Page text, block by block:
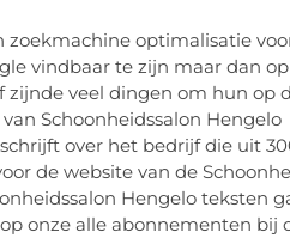
zoekmachine optimalisatie
vindbaar te zijn maar dan
zijnde veel dingen om hun op
Schoonheidssalon
over het bedrijf die uit
de website van de
Hengelo teksten
onze alle abonnementen bij